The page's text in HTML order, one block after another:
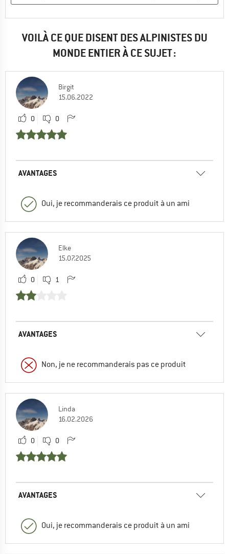
VOILÀ CE QUE DISENT DES ALPINISTES DU
MONDE ENTIER À CE SUJET :
Birgit
15.06.2022
0 0
AVANTAGES
Oui, je recommanderais ce produit à un ami
Elke
15.07.2025
0 1
AVANTAGES
Non, je ne recommanderais pas ce produit
Linda
16.02.2026
0 0
AVANTAGES
Oui, je recommanderais ce produit à un ami